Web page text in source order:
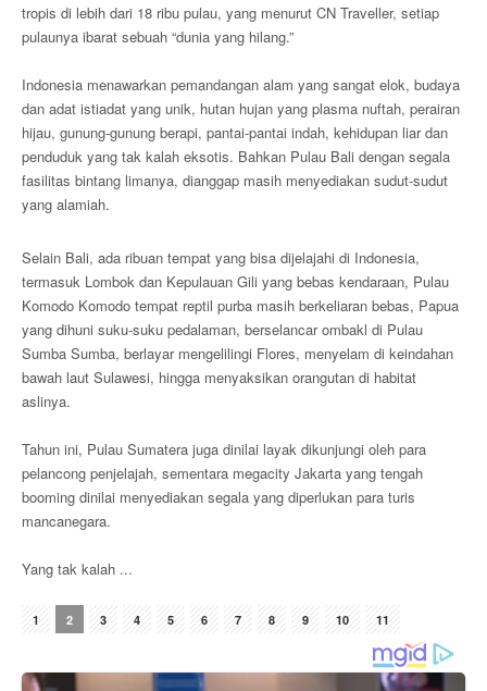
tropis di lebih dari 18 ribu pulau, yang menurut CN Traveller, setiap
pulaunya ibarat sebuah “dunia yang hilang.”
Indonesia menawarkan pemandangan alam yang sangat elok, budaya
dan adat istiadat yang unik, hutan hujan yang plasma nuftah, perairan
hijau, gunung-gunung berapi, pantai-pantai indah, kehidupan liar dan
penduduk yang tak kalah eksotis. Bahkan Pulau Bali dengan segala
fasilitas bintang limanya, dianggap masih menyediakan sudut-sudut
yang alamiah.
Selain Bali, ada ribuan tempat yang bisa dijelajahi di Indonesia,
termasuk Lombok dan Kepulauan Gili yang bebas kendaraan, Pulau
Komodo Komodo tempat reptil purba masih berkeliaran bebas, Papua
yang dihuni suku-suku pedalaman, berselancar ombakl di Pulau
Sumba Sumba, berlayar mengelilingi Flores, menyelam di keindahan
bawah laut Sulawesi, hingga menyaksikan orangutan di habitat
aslinya.
Tahun ini, Pulau Sumatera juga dinilai layak dikunjungi oleh para
pelancong penjelajah, sementara megacity Jakarta yang tengah
booming dinilai menyediakan segala yang diperlukan para turis
mancanegara.
Yang tak kalah ...
1 2 3 4 5 6 7 8 9 10 11